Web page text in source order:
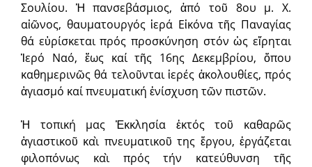
Σουλίου. Ἡ πανσεβάσμιος, ἀπό τοῦ 8ου μ. Χ.
αἰῶνος, θαυματουργός ἱερά Εἰκόνα τῆς Παναγίας
θά εὑρίσκεται πρός προσκύνηση στόν ὡς εἴρηται
Ἱερό Ναό, ἕως καί τῆς 16ης Δεκεμβρίου, ὅπου
καθημερινῶς θά τελοῦνται ἱερές ἀκολουθίες, πρός
ἁγιασμό καί πνευματική ἐνίσχυση τῶν πιστῶν.
Ἡ τοπική μας Ἐκκλησία ἐκτός τοῦ καθαρῶς
ἁγιαστικοῦ καὶ πνευματικοῦ της ἔργου, ἐργάζεται
φιλοπόνως καὶ πρός τήν κατεύθυνση τῆς